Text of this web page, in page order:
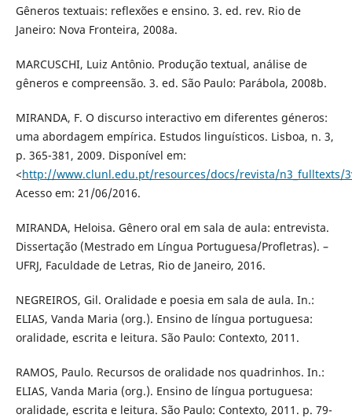
Gêneros textuais: reflexões e ensino. 3. ed. rev. Rio de
Janeiro: Nova Fronteira, 2008a.
MARCUSCHI, Luiz Antônio. Produção textual, análise de
gêneros e compreensão. 3. ed. São Paulo: Parábola, 2008b.
MIRANDA, F. O discurso interactivo em diferentes géneros:
uma abordagem empírica. Estudos linguísticos. Lisboa, n. 3,
p. 365-381, 2009. Disponível em:
<http://www.clunl.edu.pt/resources/docs/revista/n3_fulltexts/
Acesso em: 21/06/2016.
MIRANDA, Heloisa. Gênero oral em sala de aula: entrevista.
Dissertação (Mestrado em Língua Portuguesa/Profletras). –
UFRJ, Faculdade de Letras, Rio de Janeiro, 2016.
NEGREIROS, Gil. Oralidade e poesia em sala de aula. In.:
ELIAS, Vanda Maria (org.). Ensino de língua portuguesa:
oralidade, escrita e leitura. São Paulo: Contexto, 2011.
RAMOS, Paulo. Recursos de oralidade nos quadrinhos. In.:
ELIAS, Vanda Maria (org.). Ensino de língua portuguesa:
oralidade, escrita e leitura. São Paulo: Contexto, 2011. p. 79-